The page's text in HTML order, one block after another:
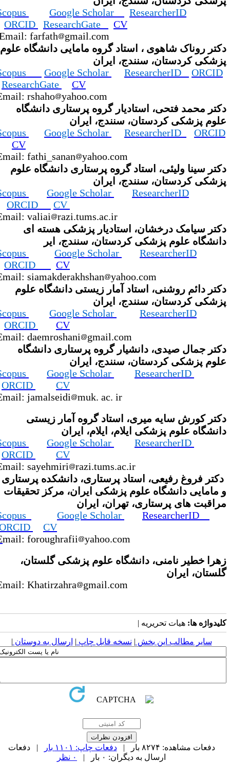
Scopus
Google Scholar ResearcherID
ORCID ResearchGate CV
Email: farfath gmail.com
روناک شاهوی ، استاد گروه مامایی دانشگاه علوم
کردستان، سنندج، ایران
Scopus Google Scholar ResearcherID ORCID
ResearchGate
CV
Email: rshaho yahoo.com
محمد فتحی، استادیار گروه پرستاری دانشگاه
پزشکی کردستان، سنندج، ایران
Scopus
Google Scholar ResearcherID
CV
Email: fathi_sanan yahoo.com
سینا ولیئی، استاد گروه پرستاری دانشگاه علوم
کردستان، سنندج، ایران
Scopus
Google Scholar
ResearcherID
ORCID CV
Email: valiai razi.tums.ac.ir
سیامک درخشان، استادیار پزشکی هسته ای
علوم پزشکی کردستان، سنندج، ایر
Scopus
Google Scholar
ResearcherID
ORCID CV
Email: siamakderakhshan yahoo.com
دائم روشنی، استاد آمار زیستی دانشگاه علوم
کردستان، سنندج، ایران
Scopus
Google Scholar
ResearcherID
ORCID
CV
Email: daemroshani gmail.com
جمال صیدی، دانشیار گروه پرستاری دانشگاه
پزشکی کردستان، سنندج، ایران
Scopus
Google Scholar
ResearcherID
ORCID
CV
Email: jamalseidi muk. ac. ir
کورش سایه میری، استاد گروه آمار زیستی
علوم پزشکی ایلام، ایلام، ایران
Scopus
Google Scholar
ResearcherID
ORCID
CV
Email: sayehmiri razi.tums.ac.ir
فروغ رفیعی، استاد پرستاری، دانشکده پرستاری
مامایی دانشگاه علوم پزشکی ایران، مرکز تحقیقات
های پرستاری، تهران، ایران
Scopus
Google Scholar
ResearcherID
ORCID
CV
Email:foroughrafii yahoo.com
خطیر نامنی، دانشگاه علوم پزشکی گلستان،
ایران
Email: Khatirzahra gmail.com
ها:هیات تحریریه |
سایر مطالب این بخش | نسخه قابل چاپ| ارسال به دوستان|
دفعات مشاهده: ۸۲۷۴ بار | دفعات چاپ: ۱۱۰۱ بار
| دفعات
ارسال به دیگران: ۰ بار |